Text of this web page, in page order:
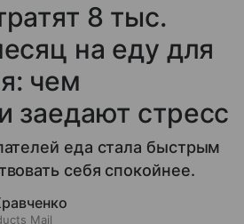
8 тыс.
на еду для
чем
заедают стресс
еда стала быстрым
себя спокойнее.
Mail